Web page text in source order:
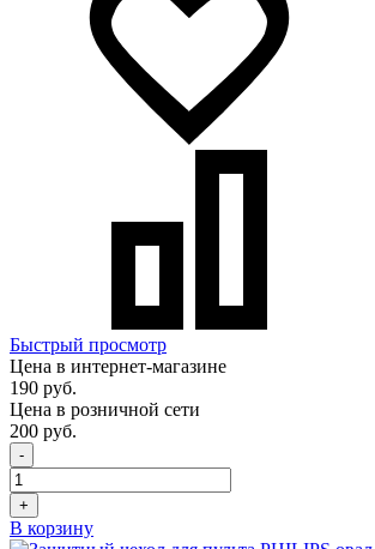
Быстрый просмотр
Цена в интернет-магазине
190 руб.
Цена в розничной сети
200 руб.
-
+
В корзину